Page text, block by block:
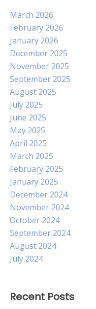
March 2026
February 2026
January 2026
December 2025
November 2025
September 2025
August 2025
July 2025
June 2025
May 2025
April 2025
March 2025
February 2025
January 2025
December 2024
November 2024
October 2024
September 2024
August 2024
July 2024
Recent Posts